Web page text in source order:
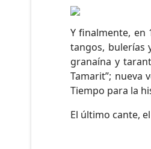
Y finalmente, en
tangos, bulerías
granaína y
Tamarit”; nueva
Tiempo para la
El último cante,